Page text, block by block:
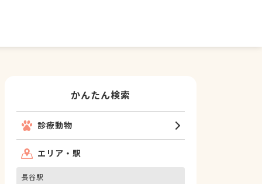
かんたん検索
診療動物
エリア・駅
長谷駅